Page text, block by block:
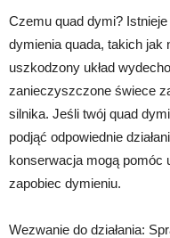
Czemu quad dymi?
dymienia quada, takich jak
uszkodzony układ
zanieczyszczone świece
silnika. Jeśli twój quad
podjąć odpowiednie
konserwacja mogą pomóc
zapobiec dymieniu.
Wezwanie do działania: